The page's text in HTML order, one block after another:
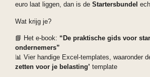
euro laat liggen, dan is de Startersbundel
Wat krijg je?
📘 Het e-book: “De praktische gids voor
ondernemers”
📊 Vier handige Excel-templates, waaronder
zetten voor je belasting’ template